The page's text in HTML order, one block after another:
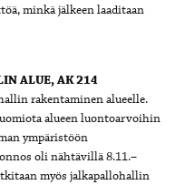
minkä jälkeen laaditaan
ALUE, AK 214
rakentaminen alueelle.
alueen luontoarvoihin
ympäristöön
oli nähtävillä 8.11.–
myös jalkapallohallin